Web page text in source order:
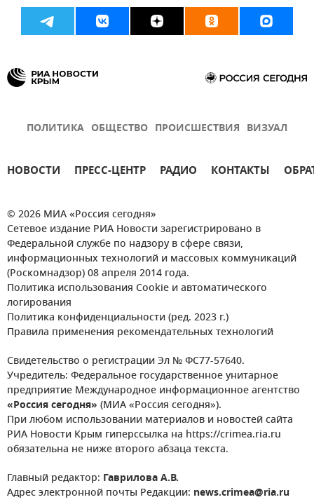
Совет министров РК Херсон
Константин Пащенко
Центр землеустройства и кадастровой оценки
ПОЛИТИКА ОБЩЕСТВО ПРОИСШЕСТВИЯ ВИЗУАЛ
НОВОСТИ ПРЕСС-ЦЕНТР РАДИО КОНТАКТЫ
© 2026 МИА «Россия сегодня»
Сетевое издание РИА Новости зарегистрировано в
Федеральной службе по надзору в сфере связи,
информационных технологий и массовых коммуникаций
(Роскомнадзор) 08 апреля 2014 года.
Политика использования Cookie и автоматического
логирования
Политика конфиденциальности (ред. 2023 г.)
Правила применения рекомендательных технологий
Свидетельство о регистрации Эл № ФС77-57640.
Учредитель: Федеральное государственное унитарное
предприятие Международное информационное агентство
«Россия сегодня» (МИА «Россия сегодня»).
При любом использовании материалов и новостей сайта
РИА Новости Крым гиперссылка на https://crimea.ria.ru
обязательна не ниже второго абзаца текста.
Главный редактор: Гаврилова А.В.
Адрес электронной почты Редакции: news.crimea@ria.ru